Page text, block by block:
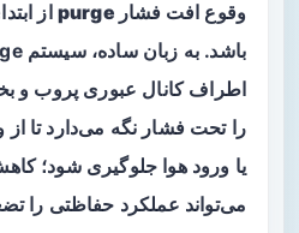
وقوع افت فشار purge
از
اطراف کانال عبوری پروب
را تحت فشار نگه می‌دارد تا
یا ورود هوا جلوگیری شود؛
می‌تواند عملکرد حفاظتی را